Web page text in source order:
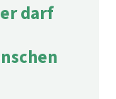
darf